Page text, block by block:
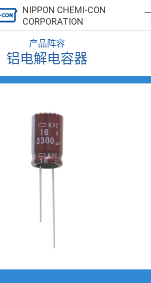
NIPPON CHEMI-CON
CORPORATION
产品阵容
铝电解电容器